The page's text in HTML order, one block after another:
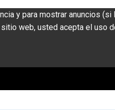
y para mostrar anuncios
web, usted acepta el uso